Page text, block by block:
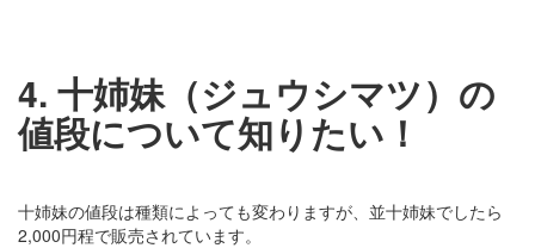
4. 十姉妹（ジュウシマツ）の
値段について知りたい！
十姉妹の値段は種類によっても変わりますが、並十姉妹でしたら
2,000円程で販売されています。